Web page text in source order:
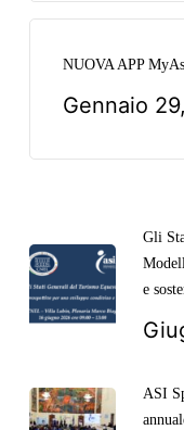
NUOVA APP
Gennaio
Gli
e
ASI